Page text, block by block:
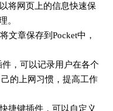
将网页上的信息快速保
。
文章保存到Pocket中，
件，可以记录用户在各个
的上网习惯，提高工作
捷键插件，可以自定义